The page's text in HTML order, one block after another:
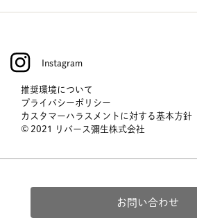
Instagram
推奨環境について
プライバシーポリシー
カスタマーハラスメントに対する基本方針
© 2021 リバース彌生株式会社
お問い合わせ